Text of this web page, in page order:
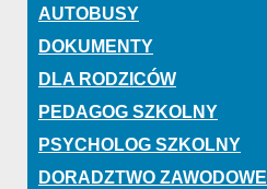
AUTOBUSY
DOKUMENTY
DLA RODZICÓW
PEDAGOG SZKOLNY
PSYCHOLOG SZKOLNY
DORADZTWO ZAWODOWE